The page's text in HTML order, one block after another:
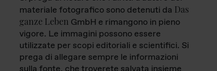
materiale fotografico sono detenuti da Das
ganze Leben GmbH e rimangono in pieno
vigore. Le immagini possono essere
utilizzate per scopi editoriali e scientifici. Si
prega di allegare sempre le informazioni
sulla fonte, che troverete salvata insieme